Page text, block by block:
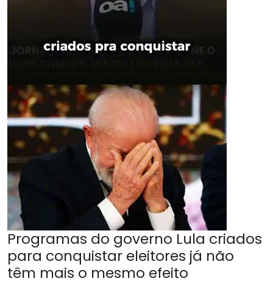
Programas do governo Lula criados
para conquistar eleitores já não
têm mais o mesmo efeito